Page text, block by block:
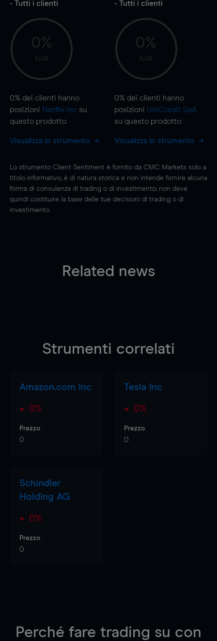
- Tutti i clienti
0%
N/A
0% dei clienti hanno
posizioni Netflix Inc su
questo prodotto
Visualizza lo strumento
- Tutti i clienti
0%
N/A
0% dei clienti hanno
posizioni UniCredit SpA
su questo prodotto
Visualizza lo strumento
Lo strumento Client Sentiment è fornito da CMC Markets solo a
titolo informativo, è di natura storica e non intende fornire alcuna
forma di consulenza di trading o di investimento; non deve
quindi costituire la base delle tue decisioni di trading o di
investimento.
Related news
Strumenti correlati
Amazon.com Inc
0%
Prezzo
0
Tesla Inc
0%
Prezzo
0
Schindler
Holding AG
0%
Prezzo
0
Perché fare trading su con